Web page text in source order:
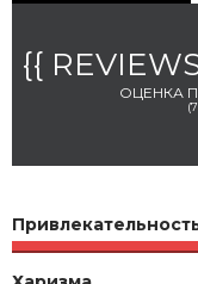
{{
ОЦЕНКА
(7